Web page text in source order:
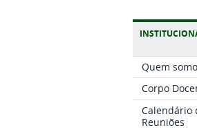
Quem
Corpo
Calendário
Reuniões